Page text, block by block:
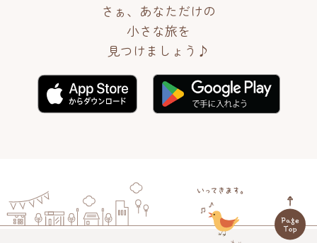
さぁ、あなただけの
小さな旅を
見つけましょう♪